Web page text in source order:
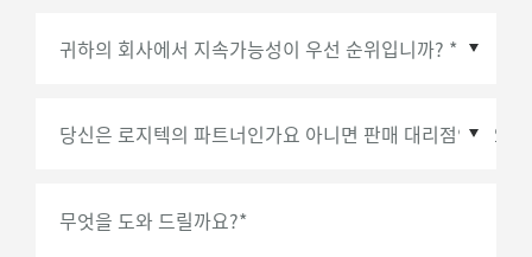
국가/지역 *
무엇을 도와 드릴까요?*